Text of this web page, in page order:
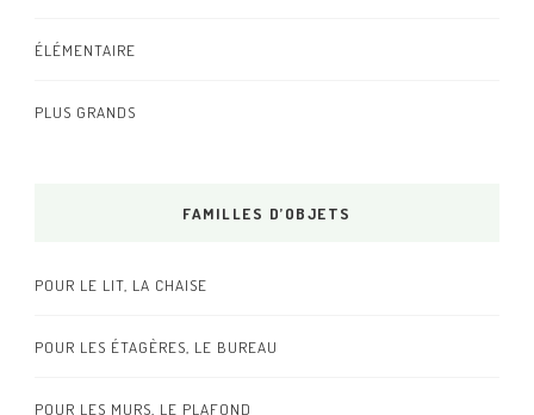
ÉLÉMENTAIRE
PLUS GRANDS
FAMILLES D’OBJETS
POUR LE LIT, LA CHAISE
POUR LES ÉTAGÈRES, LE BUREAU
POUR LES MURS, LE PLAFOND